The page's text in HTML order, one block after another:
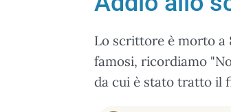
Lo scrittore è morto a
famosi, ricordiamo
da cui è stato tratto il